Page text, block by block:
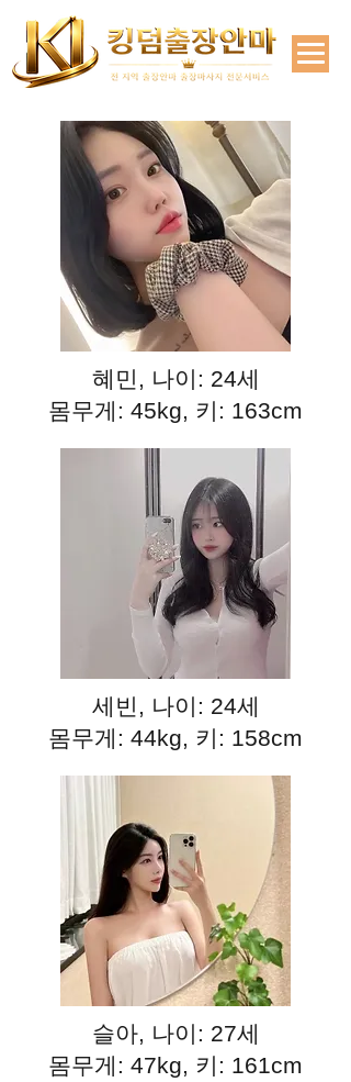
혜민, 나이: 24세
몸무게: 45kg, 키: 163cm
세빈, 나이: 24세
몸무게: 44kg, 키: 158cm
슬아, 나이: 27세
몸무게: 47kg, 키: 161cm